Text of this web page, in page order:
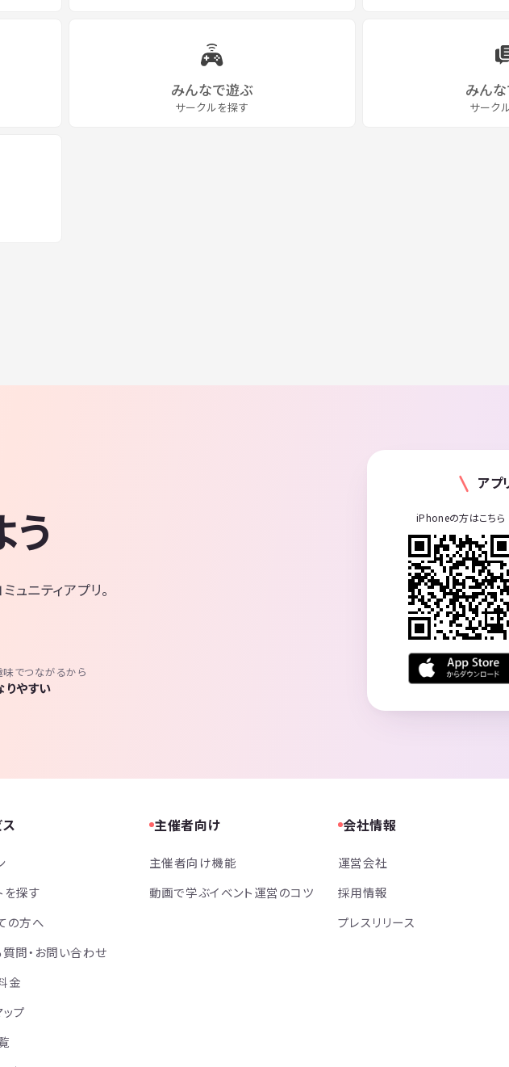
合わせくださいね(^.^)
ます。
大歓迎ですし、参加いただけると嬉しいです♪
みんなで遊ぶ
サークルを探す
みん
サーク
ニティアプリ。
でつながるから
りやすい
アプ
iPhoneの方はこちら
を探す
の方へ
質問・お問い合わせ
金
ップ
主催者向け
主催者向け機能
動画で学ぶイベント運営のコツ
会社情報
運営会社
採用情報
プレスリリース